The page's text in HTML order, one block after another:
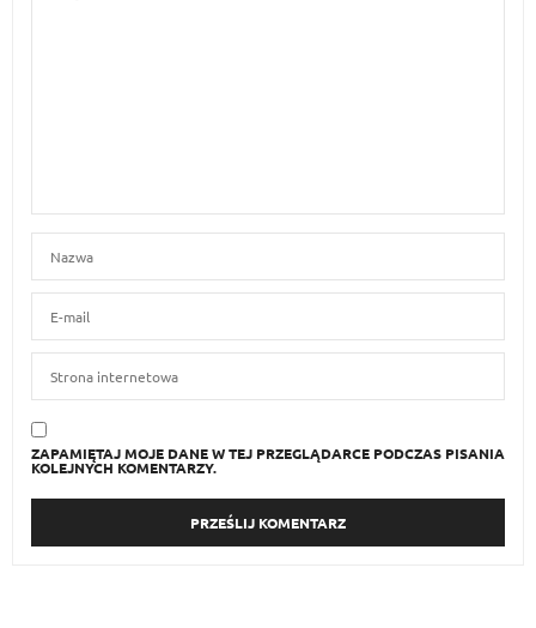
ZAPAMIĘTAJ MOJE DANE W TEJ PRZEGLĄDARCE PODCZAS PISANIA
KOLEJNYCH KOMENTARZY.